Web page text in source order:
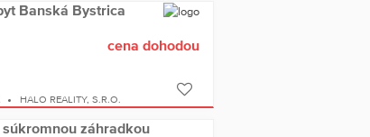
Banská Bystrica
cena dohodou
HALO REALITY, S.R.O.
záhradkou